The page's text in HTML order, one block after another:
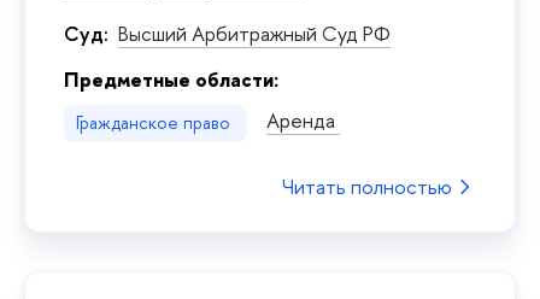
Суд: Высший Арбитражный Суд РФ
Предметные области:
Гражданское право Аренда
Читать полностью